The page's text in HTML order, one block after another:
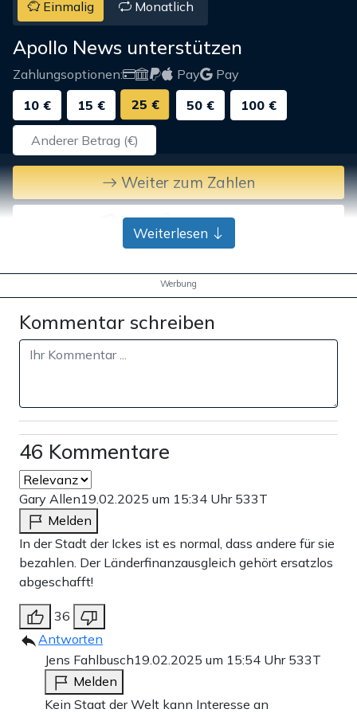
Einmalig Monatlich
Apollo News unterstützen
Zahlungsoptionen: Pay
Pay
10 €
15 € 25 € 50 € 100 €
Weiter zum Zahlen
Bank-Überweisung
Weiterlesen
Werbung
Kommentar schreiben
46 Kommentare
Gary Allen19.02.2025 um 15:34 Uhr 533T
Melden
In der Stadt der Ickes ist es normal, dass andere für sie
bezahlen. Der Länderfinanzausgleich gehört ersatzlos
abgeschafft!
36
Antworten
Jens Fahlbusch19.02.2025 um 15:54 Uhr 533T
Melden
Kein Staat der Welt kann Interesse an